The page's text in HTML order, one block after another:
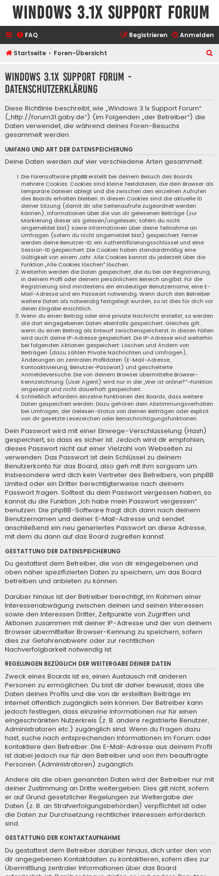
Windows 3.1x Support Forum
FAQ Anmelden
Registrieren
Startseite Foren-Übersicht
Windows 3.1x Support Forum -
Datenschutzerklärung
Diese Richtlinie beschreibt, wie „Windows 3.1x Support Forum“
(„http://forum31.gaby.de“) (im Folgenden „der Betreiber“) die
Daten verwendet, die während deines Foren-Besuchs
gesammelt werden.
UMFANG UND ART DER DATENSPEICHERUNG
Deine Daten werden auf vier verschiedene Arten gesammelt:
Die Forensoftware phpBB erstellt bei deinem Besuch des Boards
mehrere Cookies. Cookies sind kleine Textdateien, die dein Browser als
temporäre Dateien ablegt und die zwischen den einzelnen Aufrufen
des Boards erhalten bleiben. In diesen Cookies sind die aktuelle ID
deiner Sitzung (damit dir alle Seitenaufrufe zugeordnet werden
können), Informationen über die von dir gelesenen Beiträge (zur
Markierung dieser als gelesen/ungelesen; sofern du nicht
angemeldet bist) sowie Informationen über deine Teilnahme an
Umfragen (sofern du nicht angemeldet bist) gespeichert. Ferner
werden deine Benutzer-ID, ein Authentifizierungsschlüssel und eine
Session-ID gespeichert. Die Cookies haben standardmäßig eine
Gültigkeit von einem Jahr. Alle Cookies kannst du jederzeit über die
Funktion „Alle Cookies löschen“ löschen.
Weiterhin werden die Daten gespeichert, die du bei der Registrierung,
in deinem Profil oder deinem persönlichem Bereich angibst. Für die
Registrierung sind mindestens ein eindeutiger Benutzername, eine E-
Mail-Adresse und ein Passwort notwendig. Wenn durch den Betreiber
weitere Daten als notwendig festgelegt wurden, so ist dies für dich vor
deren Eingabe ersichtlich.
Wenn du einen Beitrag oder eine private Nachricht erstellst, so werden
die dort eingegebenen Daten ebenfalls gespeichert. Gleiches gilt,
wenn du einen Beitrag als Entwurf zwischenspeicherst. In diesen Fällen
wird auch deine IP-Adresse gespeichert. Die IP-Adresse wird weiterhin
bei folgenden Aktionen gespeichert: Löschen und Ändern von
Beiträgen (dazu zählen Private Nachrichten und Umfragen),
Änderungen an zentralen Profildaten (E-Mail-Adresse,
Kontoaktivierung, Benutzer-Passwort) und gescheiterte
Anmeldeversuche. Die von deinem Browser übermittelte Browser-
Kennzeichnung (User Agent) wird nur in der „Wer ist online?“-Funktion
angezeigt und nicht dauerhaft gespeichert.
Schließlich erfordern einzelne Funktionen des Boards, dass weitere
Daten gespeichert werden. Dazu gehören dein Abstimmungsverhalten
bei Umfragen, der Gelesen-Status von deinen Beiträgen oder explizit
von dir gesetzte Lesezeichen oder Benachrichtigungsfunktionen.
Dein Passwort wird mit einer Einwege-Verschlüsselung (Hash)
gespeichert, so dass es sicher ist. Jedoch wird dir empfohlen,
dieses Passwort nicht auf einer Vielzahl von Webseiten zu
verwenden. Das Passwort ist dein Schlüssel zu deinem
Benutzerkonto für das Board, also geh mit ihm sorgsam um.
Insbesondere wird dich kein Vertreter des Betreibers, von phpBB
Limited oder ein Dritter berechtigterweise nach deinem
Passwort fragen. Solltest du dein Passwort vergessen haben, so
kannst du die Funktion „Ich habe mein Passwort vergessen“
benutzen. Die phpBB-Software fragt dich dann nach deinem
Benutzernamen und deiner E-Mail-Adresse und sendet
anschließend ein neu generiertes Passwort an diese Adresse,
mit dem du dann auf das Board zugreifen kannst.
GESTATTUNG DER DATENSPEICHERUNG
Du gestattest dem Betreiber, die von dir eingegebenen und
oben näher spezifizierten Daten zu speichern, um das Board
betreiben und anbieten zu können.
Darüber hinaus ist der Betreiber berechtigt, im Rahmen einer
Interessenabwägung zwischen deinen und seinen Interessen
sowie den Interessen Dritter, Zeitpunkte von Zugriffen und
Aktionen zusammen mit deiner IP-Adresse und der von deinem
Browser übermittelter Browser-Kennung zu speichern, sofern
dies zur Gefahrenabwehr oder zur rechtlichen
Nachverfolgbarkeit notwendig ist.
REGELUNGEN BEZÜGLICH DER WEITERGABE DEINER DATEN
Zweck eines Boards ist es, einen Austausch mit anderen
Personen zu ermöglichen. Du bist dir daher bewusst, dass die
Daten deines Profils und die von dir erstellten Beiträge im
Internet öffentlich zugänglich sein können. Der Betreiber kann
jedoch festlegen, dass einzelne Informationen nur für einen
eingeschränkten Nutzerkreis (z. B. andere registrierte Benutzer,
Administratoren etc.) zugänglich sind. Wenn du Fragen dazu
hast, suche nach entsprechenden Informationen im Forum oder
kontaktiere den Betreiber. Die E-Mail-Adresse aus deinem Profil
ist dabei jedoch nur für den Betreiber und von ihm beauftragte
Personen (Administratoren) zugänglich.
Andere als die oben genannten Daten wird der Betreiber nur mit
deiner Zustimmung an Dritte weitergeben. Dies gilt nicht, sofern
er auf Grund gesetzlicher Regelungen zur Weitergabe der
Daten (z. B. an Strafverfolgungsbehörden) verpflichtet ist oder
die Daten zur Durchsetzung rechtlicher Interessen erforderlich
sind.
GESTATTUNG DER KONTAKTAUFNAHME
Du gestattest dem Betreiber darüber hinaus, dich unter den von
dir angegebenen Kontaktdaten zu kontaktieren, sofern dies zur
Übermittlung zentraler Informationen über das Board